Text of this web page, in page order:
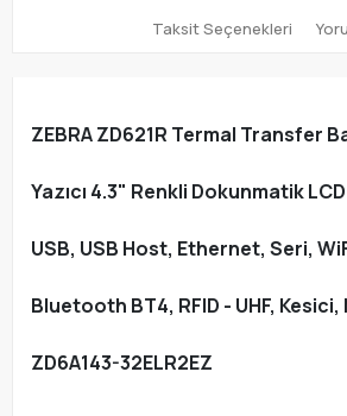
Taksit Seçenekleri
ZEBRA ZD621R Termal Transfer
Yazıcı 4.3" Renkli Dokunmatik
USB, USB Host, Ethernet, Seri,
Bluetooth BT4, RFID - UHF,
ZD6A143-32ELR2EZ